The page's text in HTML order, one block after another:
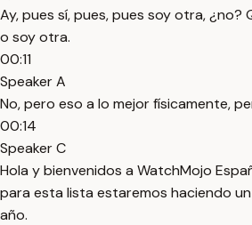
Ay, pues sí, pues, pues soy otra, ¿no?
o soy otra.
00:11
Speaker A
No, pero eso a lo mejor físicamente,
00:14
Speaker C
Hola y bienvenidos a WatchMojo
para esta lista estaremos haciendo
año.